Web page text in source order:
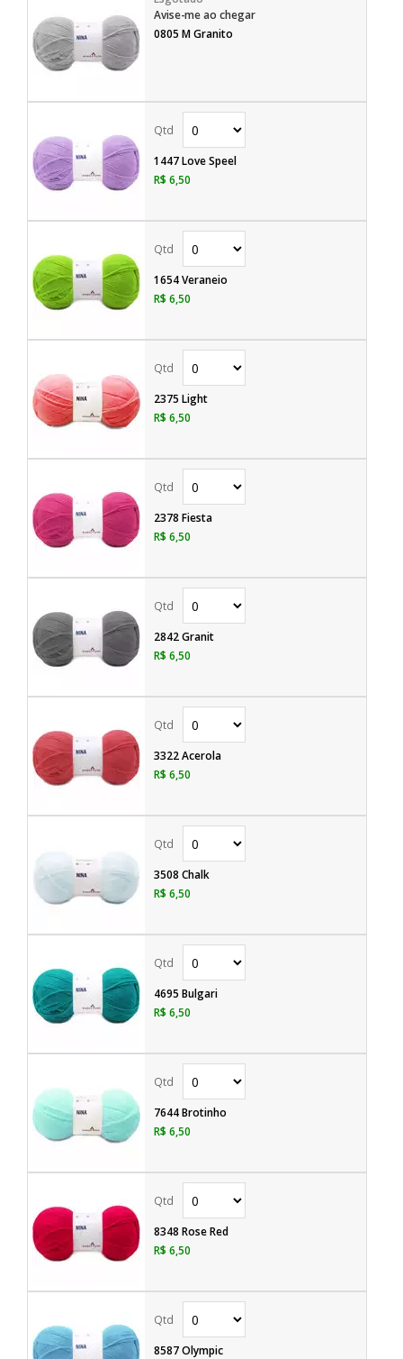
Avise-me ao chegar
0805 M Granito
1447 Love Speel
R$ 6,50
1654 Veraneio
R$ 6,50
2375 Light
R$ 6,50
2378 Fiesta
R$ 6,50
2842 Granit
R$ 6,50
3322 Acerola
R$ 6,50
3508 Chalk
R$ 6,50
4695 Bulgari
R$ 6,50
7644 Brotinho
R$ 6,50
8348 Rose Red
R$ 6,50
8587 Olympic